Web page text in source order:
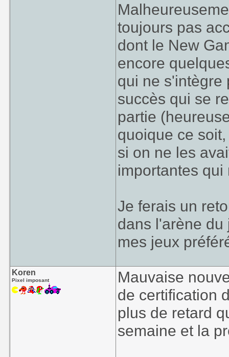
toujours pas
dont le New
encore
qui ne s'intègre
succès qui se
partie
quoique ce
si on ne les
importantes
Je ferais un
dans l'arène du
mes jeux
Koren
Pixel imposant
Mauvaise
de certification
plus de retard
semaine et la